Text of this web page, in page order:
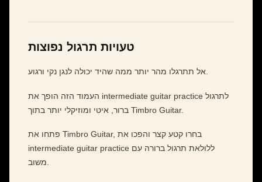
טעויות תרגול נפוצות
אל תתרגלו מהר יותר ממה שהיד יכולה לנגן נקי ורגוע.
העמוד הזה הופך את intermediate guitar practice לתרגול
ברור, איטי ומוזיקלי יותר בתוך Timbro Guitar.
פתחו את Timbro Guitar, בחרו קטע קצר והפכו את
intermediate guitar practice ללולאת תרגול ברורה עם
משוב.